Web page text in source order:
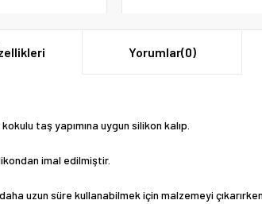
Yorumlar(0)
taş yapımına uygun silikon kalıp.
imal edilmiştir.
daha uzun süre kullanabilmek için malzemeyi